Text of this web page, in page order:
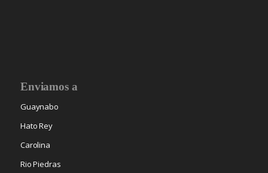
Enviamos a
Guaynabo
Hato Rey
Carolina
Rio Piedras